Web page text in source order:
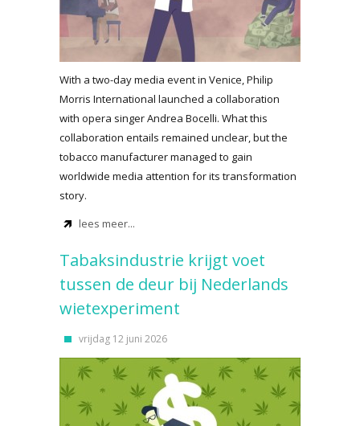
With a two-day media event in Venice, Philip
Morris International launched a collaboration
with opera singer Andrea Bocelli. What this
collaboration entails remained unclear, but the
tobacco manufacturer managed to gain
worldwide media attention for its transformation
story.
lees meer...
Tabaksindustrie krijgt voet
tussen de deur bij Nederlands
wietexperiment
vrijdag 12 juni 2026